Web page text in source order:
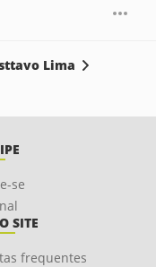
Lima
se
SITE
frequentes